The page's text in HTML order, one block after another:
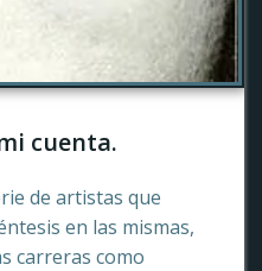
cuenta.
de artistas que
en las mismas,
carreras como